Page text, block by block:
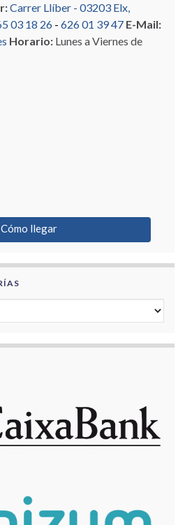
Carrer Llíber - 03203 Elx,
03 18 26 - 626 01 39 47 E-Mail:
Horario: Lunes a Viernes de
Cómo llegar